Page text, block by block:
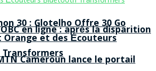
en ligne : après la disparition
Cameroun lance le portail
30 : Glotelho Offre 30 Go
et des Écouteurs